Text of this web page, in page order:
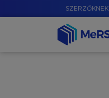
SZERZŐKNEK